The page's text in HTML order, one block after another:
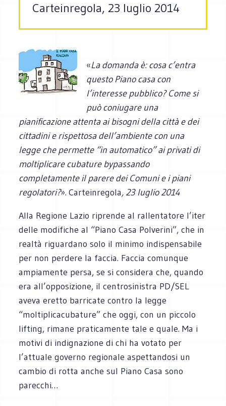
Carteinregola, 23 luglio 2014
«La domanda è: cosa c’entra
questo Piano casa con
l’interesse pubblico? Come si
può coniugare una
pianificazione attenta ai bisogni della città e dei
cittadini e rispettosa dell’ambiente con una
legge che permette “in automatico” ai privati di
moltiplicare cubature bypassando
completamente il parere dei Comuni e i piani
regolatori?». Carteinregola, 23 luglio 2014
Alla Regione Lazio riprende al rallentatore l’iter
delle modifiche al “Piano Casa Polverini”, che in
realtà riguardano solo il minimo indispensabile
per non perdere la faccia. Faccia comunque
ampiamente persa, se si considera che, quando
era all’opposizione, il centrosinistra PD/SEL
aveva eretto barricate contro la legge
“moltiplicacubature” che oggi, con un piccolo
lifting, rimane praticamente tale e quale. Ma i
motivi di indignazione di chi ha votato per
l’attuale governo regionale aspettandosi un
cambio di rotta anche sul Piano Casa sono
parecchi…